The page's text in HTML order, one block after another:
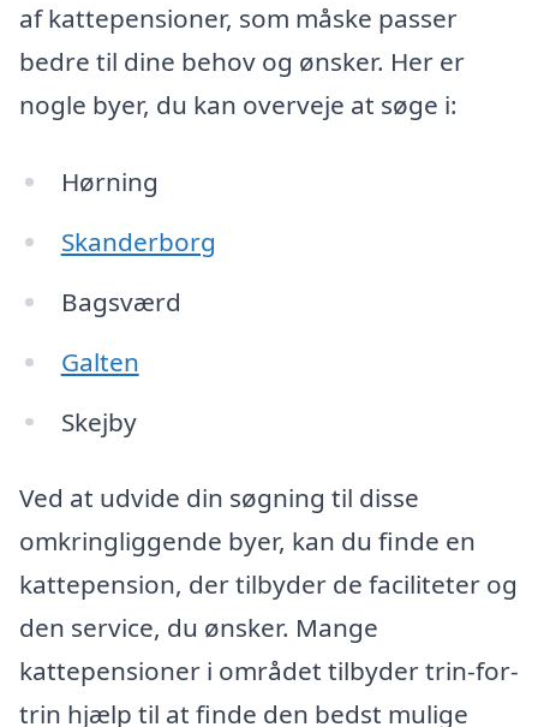
af kattepensioner, som måske passer
bedre til dine behov og ønsker. Her er
nogle byer, du kan overveje at søge i:
Hørning
Skanderborg
Bagsværd
Galten
Skejby
Ved at udvide din søgning til disse
omkringliggende byer, kan du finde en
kattepension, der tilbyder de faciliteter og
den service, du ønsker. Mange
kattepensioner i området tilbyder trin-for-
trin hjælp til at finde den bedst mulige